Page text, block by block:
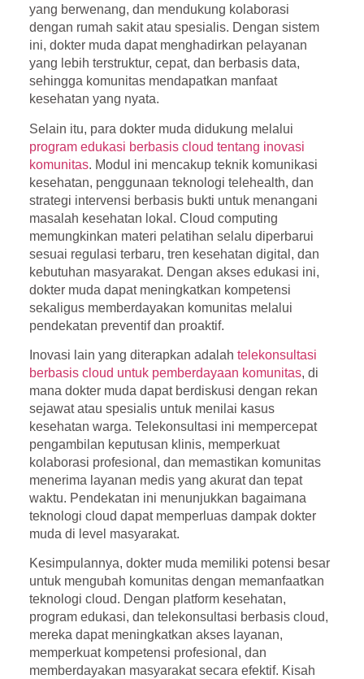
yang berwenang, dan mendukung kolaborasi
dengan rumah sakit atau spesialis. Dengan sistem
ini, dokter muda dapat menghadirkan pelayanan
yang lebih terstruktur, cepat, dan berbasis data,
sehingga komunitas mendapatkan manfaat
kesehatan yang nyata.
Selain itu, para dokter muda didukung melalui
program edukasi berbasis cloud tentang inovasi
komunitas. Modul ini mencakup teknik komunikasi
kesehatan, penggunaan teknologi telehealth, dan
strategi intervensi berbasis bukti untuk menangani
masalah kesehatan lokal. Cloud computing
memungkinkan materi pelatihan selalu diperbarui
sesuai regulasi terbaru, tren kesehatan digital, dan
kebutuhan masyarakat. Dengan akses edukasi ini,
dokter muda dapat meningkatkan kompetensi
sekaligus memberdayakan komunitas melalui
pendekatan preventif dan proaktif.
Inovasi lain yang diterapkan adalah telekonsultasi
berbasis cloud untuk pemberdayaan komunitas, di
mana dokter muda dapat berdiskusi dengan rekan
sejawat atau spesialis untuk menilai kasus
kesehatan warga. Telekonsultasi ini mempercepat
pengambilan keputusan klinis, memperkuat
kolaborasi profesional, dan memastikan komunitas
menerima layanan medis yang akurat dan tepat
waktu. Pendekatan ini menunjukkan bagaimana
teknologi cloud dapat memperluas dampak dokter
muda di level masyarakat.
Kesimpulannya, dokter muda memiliki potensi besar
untuk mengubah komunitas dengan memanfaatkan
teknologi cloud. Dengan platform kesehatan,
program edukasi, dan telekonsultasi berbasis cloud,
mereka dapat meningkatkan akses layanan,
memperkuat kompetensi profesional, dan
memberdayakan masyarakat secara efektif. Kisah